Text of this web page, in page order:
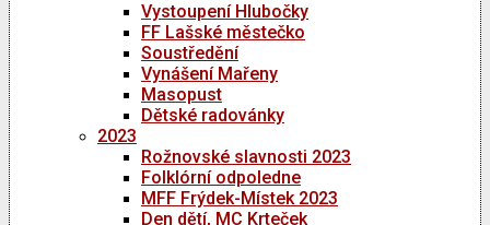
Vystoupení Hlubočky
FF Lašské městečko
Soustředění
Vynášení Mařeny
Masopust
Dětské radovánky
2023
Rožnovské slavnosti 2023
Folklórní odpoledne
MFF Frýdek-Místek 2023
Den dětí, MC Krteček